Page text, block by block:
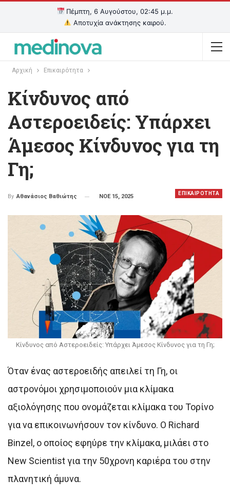
Πέμπτη, 6 Αυγούστου, 02:45 μ.μ.
Αποτυχία ανάκτησης καιρού.
Αρχική Επικαιρότητα
Κίνδυνος από
Αστεροειδείς: Υπάρχει
Άμεσος Κίνδυνος για τη
Γη;
ΕΠΙΚΑΙΡΟΤΗΤΑ
By Αθανάσιος Βαθιώτης ΝΟΕ 15, 2025
Κίνδυνος από Αστεροειδείς: Υπάρχει Άμεσος Κίνδυνος για τη Γη;
Όταν ένας αστεροειδής απειλεί τη Γη, οι
αστρονόμοι χρησιμοποιούν μια κλίμακα
αξιολόγησης που ονομάζεται κλίμακα του Τορίνο
για να επικοινωνήσουν τον κίνδυνο. Ο Richard
Binzel, ο οποίος εφηύρε την κλίμακα, μιλάει στο
New Scientist για την 50χρονη καριέρα του στην
πλανητική άμυνα.